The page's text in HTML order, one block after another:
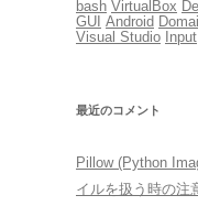
bash VirtualBox
GUI Android
Visual Studio Input
最近のコメント
Pillow (Python
イルを扱う時の注